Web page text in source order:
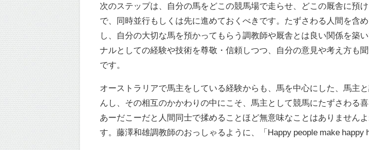
次のステップは、自分の馬をどこの競馬場で走らせ、どこの厩舎に預
で、同時並行もしくは先に進めておくべきです。たずさわる人間を含
し、自分の大切な馬を預かってもらう調教師や厩舎とは良い関係を築
ナルとしての経験や技術を尊敬・信頼しつつ、自分の意見や考え方も
です。
オーストラリアで馬主をしている経験からも、馬を中心にした、馬主
んし、その相互のかかわりの中にこそ、馬主として競馬にたずさわる
あーだこーだと人間同士で揉めることほど無意味なことはありません
す。藤澤和雄調教師のおっしゃるように、「Happy people make happy